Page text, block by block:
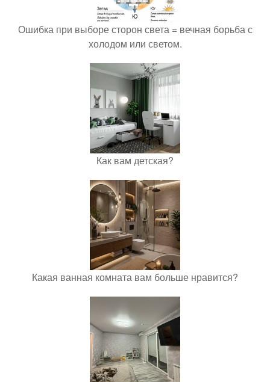
Ошибка при выборе сторон света = вечная борьба с
холодом или светом.
Как вам детская?
Какая ванная комната вам больше нравится?